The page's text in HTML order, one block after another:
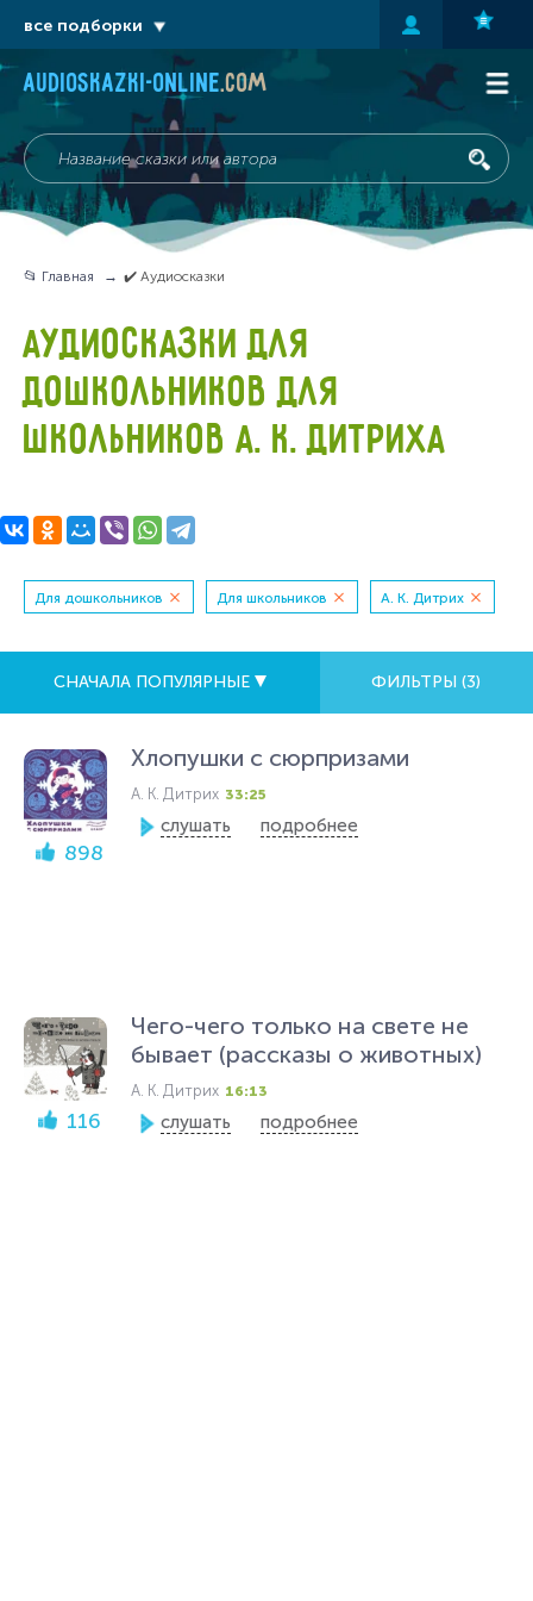
audioskazki-online.com
📂 Главная ✔️ Аудиосказки
АУДИОСКАЗКИ ДЛЯ
ДОШКОЛЬНИКОВ ДЛЯ
ШКОЛЬНИКОВ А. К. ДИТРИХА
Для дошкольников Для школьников А. К. Дитрих
СНАЧАЛА ПОПУЛЯРНЫЕ ФИЛЬТРЫ (3)
898
Хлопушки с сюрпризами
А. К. Дитрих 33:25
слушать подробнее
116
Чего-чего только на свете не
бывает (рассказы о животных)
А. К. Дитрих 16:13
слушать подробнее
все подборки